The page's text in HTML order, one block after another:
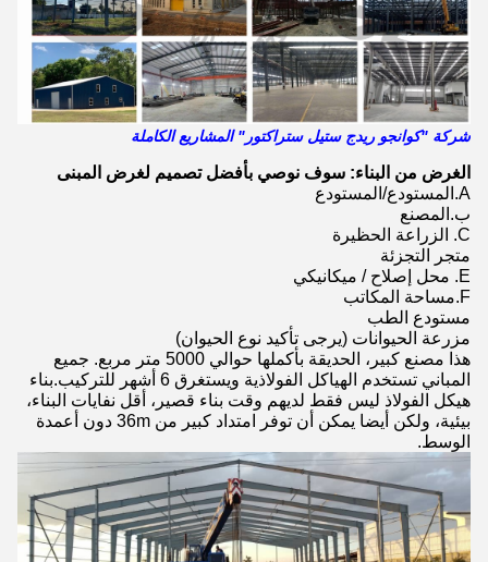
شركة "كوانجو ريدج ستيل ستراكتور" المشاريع الكاملة
الغرض من البناء: سوف نوصي بأفضل تصميم لغرض المبنى
A.المستودع/المستودع
ب.المصنع
C. الزراعة الحظيرة
متجر التجزئة
E. محل إصلاح / ميكانيكي
F.مساحة المكاتب
مستودع الطب
مزرعة الحيوانات (يرجى تأكيد نوع الحيوان)
هذا مصنع كبير، الحديقة بأكملها حوالي 5000 متر مربع. جميع
المباني تستخدم الهياكل الفولاذية ويستغرق 6 أشهر للتركيب.بناء
هيكل الفولاذ ليس فقط لديهم وقت بناء قصير، أقل نفايات البناء،
بيئية، ولكن أيضا يمكن أن توفر امتداد كبير من 36m دون أعمدة
الوسط.